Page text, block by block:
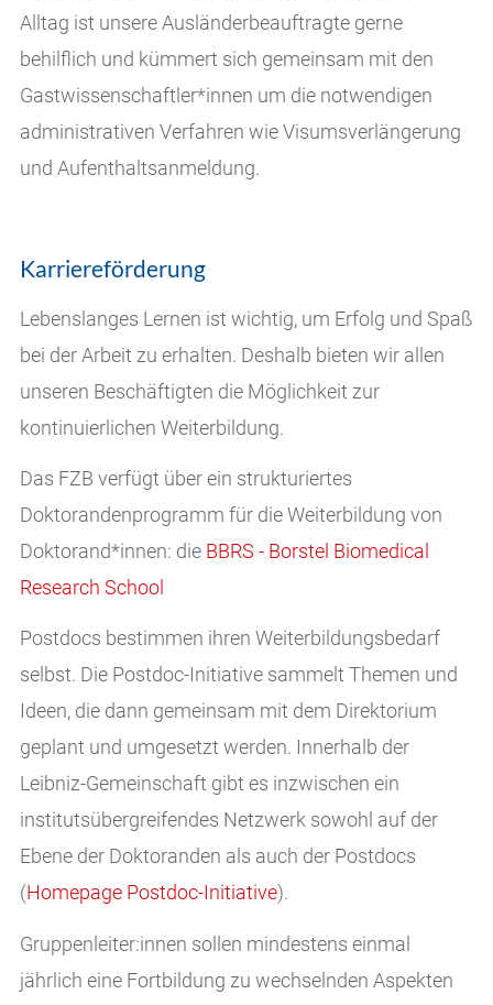
Alltag ist unsere Ausländerbeauftragte gerne
behilflich und kümmert sich gemeinsam mit den
Gastwissenschaftler*innen um die notwendigen
administrativen Verfahren wie Visumsverlängerung
und Aufenthaltsanmeldung.
Karriereförderung
Lebenslanges Lernen ist wichtig, um Erfolg und Spaß
bei der Arbeit zu erhalten. Deshalb bieten wir allen
unseren Beschäftigten die Möglichkeit zur
kontinuierlichen Weiterbildung.
Das FZB verfügt über ein strukturiertes
Doktorandenprogramm für die Weiterbildung von
Doktorand*innen: die BBRS - Borstel Biomedical
Research School
Postdocs bestimmen ihren Weiterbildungsbedarf
selbst. Die Postdoc-Initiative sammelt Themen und
Ideen, die dann gemeinsam mit dem Direktorium
geplant und umgesetzt werden. Innerhalb der
Leibniz-Gemeinschaft gibt es inzwischen ein
institutsübergreifendes Netzwerk sowohl auf der
Ebene der Doktoranden als auch der Postdocs
(Homepage Postdoc-Initiative).
Gruppenleiter:innen sollen mindestens einmal
jährlich eine Fortbildung zu wechselnden Aspekten